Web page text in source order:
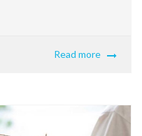
Read more